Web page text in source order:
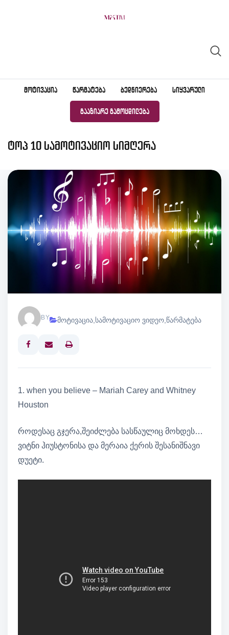
ᲛᲝᲢᲘᲕᲐᲪᲘᲐ ᲬᲐᲠᲛᲐᲢᲔᲑᲐ ᲑᲔᲓᲜᲘᲔᲠᲔᲑᲐ ᲡᲘᲧᲕᲐᲠᲣᲚᲘ
ᲒᲐᲐᲖᲘᲐᲠᲔ ᲒᲐᲛᲝᲪᲓᲘᲚᲔᲑᲐ
ტოპ 10 სამოტივაციო სიმღერა
BY მოტივაცია,სამოტივაციო ვიდეო,წარმატება
Print
1. when you believe – Mariah Carey and Whitney
Houston
როდესაც გჯერა,შეიძლება სასწაულიც მოხდეს…
ვიტნი ჰიუსტონისა და მერაია ქერის შესანიშნავი
დუეტი.